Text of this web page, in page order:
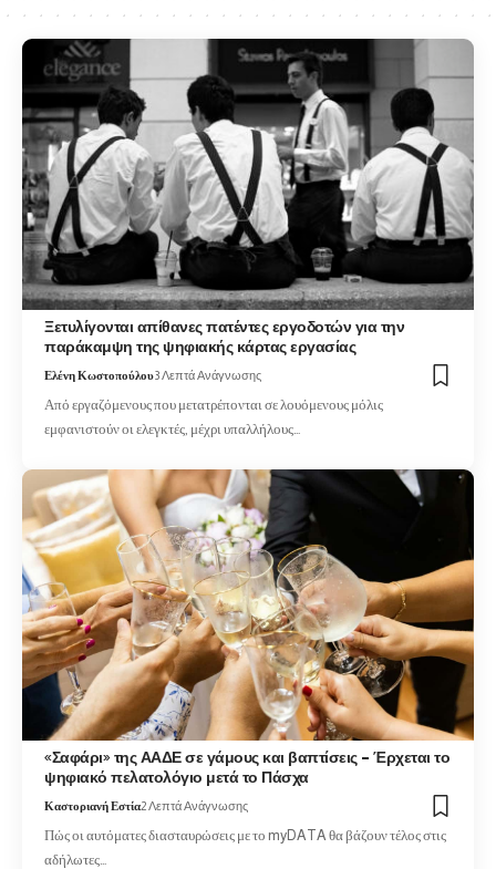
Ξετυλίγονται απίθανες πατέντες εργοδοτών για την
παράκαμψη της ψηφιακής κάρτας εργασίας
Ελένη Κωστοπούλου3 Λεπτά Ανάγνωσης
Από εργαζόμενους που μετατρέπονται σε λουόμενους μόλις
εμφανιστούν οι ελεγκτές, μέχρι υπαλλήλους…
«Σαφάρι» της ΑΑΔΕ σε γάμους και βαπτίσεις – Έρχεται το
ψηφιακό πελατολόγιο μετά το Πάσχα
Καστοριανή Εστία2 Λεπτά Ανάγνωσης
Πώς οι αυτόματες διασταυρώσεις με το myDATA θα βάζουν τέλος στις
αδήλωτες…